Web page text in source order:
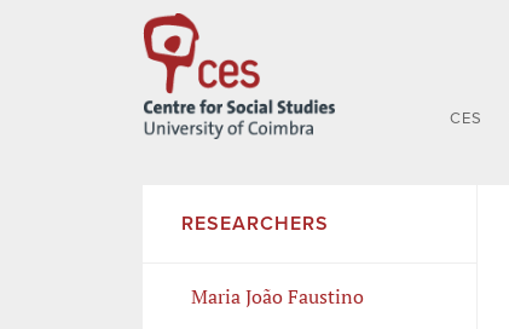
CES
RESEARCHERS
Maria João Faustino